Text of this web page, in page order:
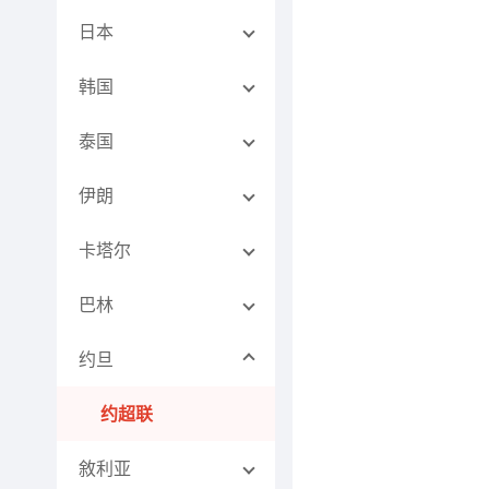
日本
韩国
泰国
伊朗
卡塔尔
巴林
约旦
约超联
敘利亚